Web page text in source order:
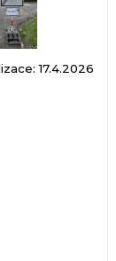
17.4.2026